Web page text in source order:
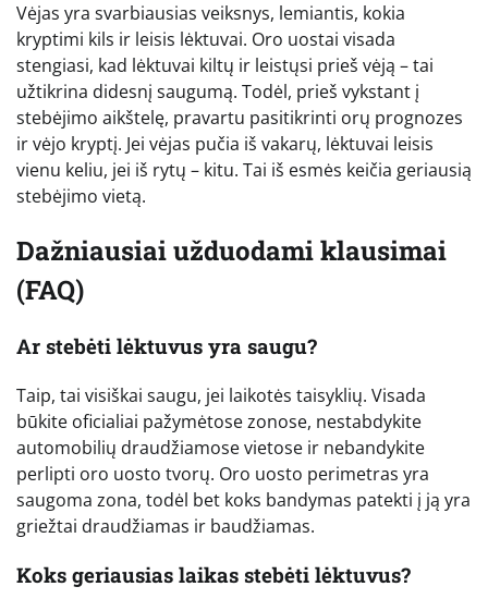
Vėjas yra svarbiausias veiksnys, lemiantis, kokia
kryptimi kils ir leisis lėktuvai. Oro uostai visada
stengiasi, kad lėktuvai kiltų ir leistųsi prieš vėją – tai
užtikrina didesnį saugumą. Todėl, prieš vykstant į
stebėjimo aikštelę, pravartu pasitikrinti orų prognozes
ir vėjo kryptį. Jei vėjas pučia iš vakarų, lėktuvai leisis
vienu keliu, jei iš rytų – kitu. Tai iš esmės keičia geriausią
stebėjimo vietą.
Dažniausiai užduodami klausimai
(FAQ)
Ar stebėti lėktuvus yra saugu?
Taip, tai visiškai saugu, jei laikotės taisyklių. Visada
būkite oficialiai pažymėtose zonose, nestabdykite
automobilių draudžiamose vietose ir nebandykite
perlipti oro uosto tvorų. Oro uosto perimetras yra
saugoma zona, todėl bet koks bandymas patekti į ją yra
griežtai draudžiamas ir baudžiamas.
Koks geriausias laikas stebėti lėktuvus?